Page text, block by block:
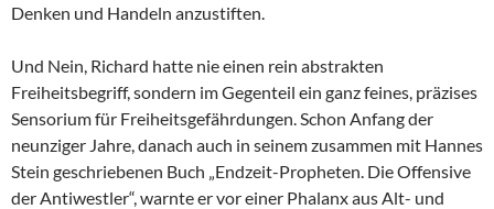
Denken und Handeln anzustiften.
Und Nein, Richard hatte nie einen rein abstrakten
Freiheitsbegriff, sondern im Gegenteil ein ganz feines, präzises
Sensorium für Freiheitsgefährdungen. Schon Anfang der
neunziger Jahre, danach auch in seinem zusammen mit Hannes
Stein geschriebenen Buch „Endzeit-Propheten. Die Offensive
der Antiwestler“, warnte er vor einer Phalanx aus Alt- und